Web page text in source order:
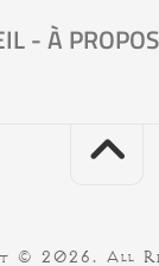
-À PROPOS
© 2026. All